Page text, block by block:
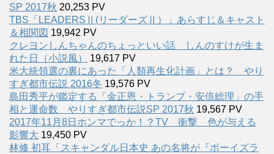
SP 2017秋 20,253 PV
TBS「LEADERSⅡ(リーダーズⅡ）」あらすじ＆キャスト
＆相関図 19,942 PV
クレヨンしんちゃんのちょっといい話 しんのすけが生ま
れた日（小説風）
19,617 PV
米大統領選の裏にあった「人類再生化計画」とは？ やり
すぎ都市伝説 2016冬 19,576 PV
島田秀平が鑑定する「金正恩・トランプ・安倍総理」の手
相と運命数 やりすぎ都市伝説SP 2017秋 19,567 PV
2017年11月8日ホンマでっか！？TV 衝撃 色が与える
影響大 19,450 PV
林修 初耳「スキャンダル日本史 あの名将が『ボーイズラ